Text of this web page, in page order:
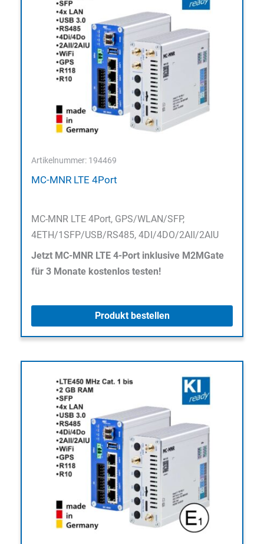
Artikelnummer: 194469
MC-MNR LTE 4Port
MC-MNR LTE 4Port, GPS/WLAN/SFP,
4ETH/1SFP/USB/RS485, 4DI/4DO/2AII/2AIU
Jetzt MC-MNR LTE 4-Port inklusive M2MGate
für 3 Monate kostenlos testen!
Produkt bestellen